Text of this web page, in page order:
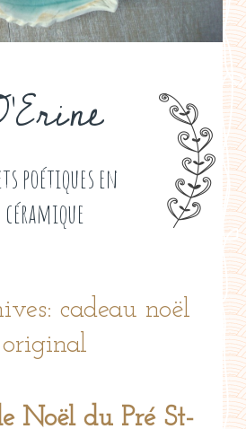
poétiques en
céramique
cadeau noël
original
Noël du Pré St-